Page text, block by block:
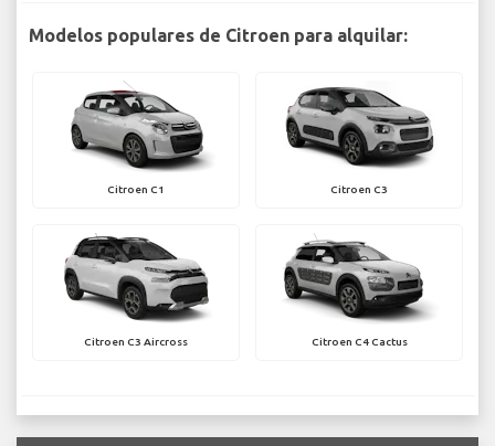
Modelos populares de Citroen para alquilar:
Citroen C1 Citroen C3
Citroen C3 Aircross Citroen C4 Cactus